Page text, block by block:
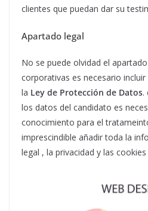
clientes que puedan dar su
Apartado legal
No se puede olvidad el
corporativas es necesario
la Ley de Protección de Datos.
los datos del candidato es
conocimiento para el
imprescindible añadir toda la
legal , la privacidad y las cookies